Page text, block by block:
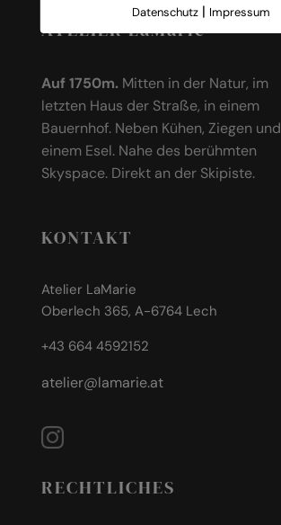
ATELIER LaMarie
Auf 1750m.Mitten in der Natur, im
letzten Haus der Straße, in einem
Bauernhof. Neben Kühen, Ziegen und
einem Esel. Nahe des berühmten
Skyspace. Direkt an der Skipiste.
KONTAKT
Atelier LaMarie
Oberlech 365, A-6764 Lech
+43 664 4592152
atelier@lamarie.at
RECHTLICHES
Datenschutz| Impressum